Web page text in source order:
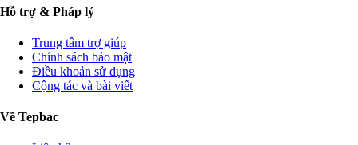
Hỗ trợ & Pháp lý
Trung tâm trợ giúp
Chính sách bảo mật
Điều khoản sử dụng
Cộng tác và bài viết
Về Tepbac